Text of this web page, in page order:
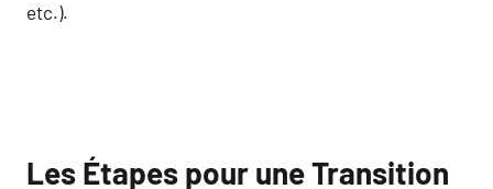
etc.).
Les Étapes pour une Transition